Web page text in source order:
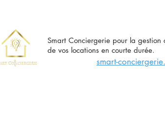
Smart Conciergerie pour la gestion
de vos locations en courte durée.
smart-